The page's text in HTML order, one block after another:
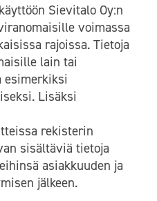
Sievitalo Oy:n
voimassa
rajoissa. Tietoja
lain tai
esimerkiksi
Lisäksi
rekisterin
sisältäviä tietoja
asiakkuuden ja
jälkeen.